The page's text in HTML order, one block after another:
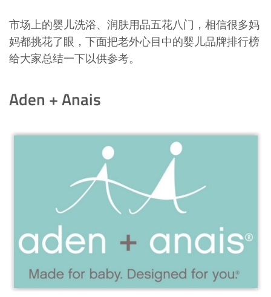
市场上的婴儿洗浴、润肤用品五花八门，相信很多妈
妈都挑花了眼，下面把老外心目中的婴儿品牌排行榜
给大家总结一下以供参考。
Aden + Anais